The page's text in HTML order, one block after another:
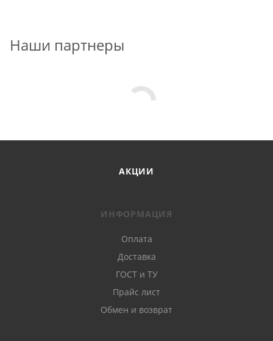
Наши партнеры
АКЦИИ
ИНФОРМАЦИЯ
Оплата
Доставка
ГОСТ и ТУ
Прайс лист
Обмен и возврат